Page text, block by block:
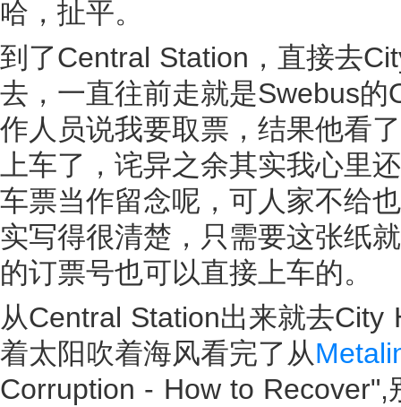
哈，扯平。
到了Central Station，直接去
去，一直往前走就是Swebus
作人员说我要取票，结果他看
上车了，诧异之余其实我心里
车票当作留念呢，可人家不给
实写得很清楚，只需要这张纸
的订票号也可以直接上车的。
从Central Station出来就去City
着太阳吹着海风看完了从
Corruption - How to Recover",